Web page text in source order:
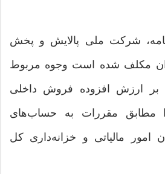
شرکت ملی پالایش و پخش
مکلف شده است وجوه مربوط
بر ارزش افزوده فروش داخلی
مطابق مقررات به حساب‌های
امور مالیاتی و خزانه‌داری کل